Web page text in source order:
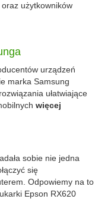
użytkowników
urządzeń
marka Samsung
ułatwiające
więcej
sobie nie jedna
się
Odpowiemy na to
Epson RX620